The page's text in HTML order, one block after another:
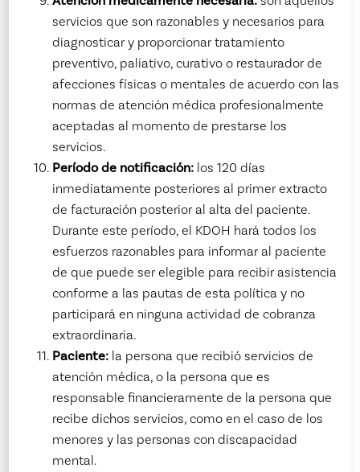
servicios que son razonables y necesarios para
diagnosticar y proporcionar tratamiento
preventivo, paliativo, curativo o restaurador de
afecciones físicas o mentales de acuerdo con las
normas de atención médica profesionalmente
aceptadas al momento de prestarse los
servicios.
Período de notificación: los 120 días
inmediatamente posteriores al primer extracto
de facturación posterior al alta del paciente.
Durante este período, el KDOH hará todos los
esfuerzos razonables para informar al paciente
de que puede ser elegible para recibir asistencia
conforme a las pautas de esta política y no
participará en ninguna actividad de cobranza
extraordinaria.
Paciente: la persona que recibió servicios de
atención médica, o la persona que es
responsable financieramente de la persona que
recibe dichos servicios, como en el caso de los
menores y las personas con discapacidad
mental.